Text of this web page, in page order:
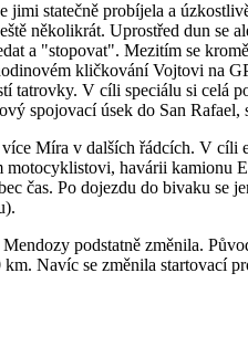
statečně probíjela a
několikrát. Uprostřed dun se
a "stopovat". Mezitím se
kličkování Vojtovi na
tatrovky. V cíli speciálu si celá
spojovací úsek do San
Míra v dalších řádcích. V
havárii
čas. Po dojezdu do bivaku se
podstatně změnila.
Navíc se změnila startovací